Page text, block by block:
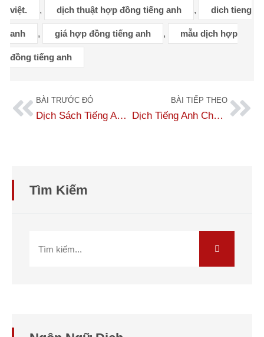
việt. , dịch thuật hợp đồng tiếng anh , dich tieng
anh , giá hợp đồng tiếng anh , mẫu dịch hợp
đồng tiếng anh
BÀI TRƯỚC ĐÓ
Dịch Sách Tiếng Anh Sang Tiếng Việt – Chuyên Nghiệp, Chính Xác, Giá Tốt
BÀI TIẾP THEO
Dịch Tiếng Anh Chuyên Ngành Công Nghệ Thông Tin (IT) Chuẩn Xác 100%
Tìm Kiếm